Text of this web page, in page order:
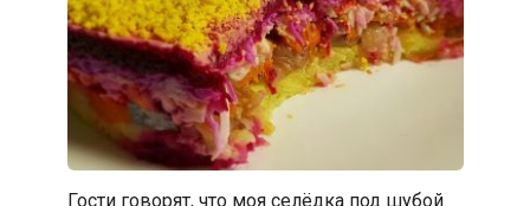
Гости говорят, что моя селёдка под шубой